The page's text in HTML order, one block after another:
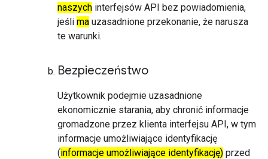
naszych interfejsów API bez powiadomienia,
jeśli ma uzasadnione przekonanie, że narusza
te warunki.
Bezpieczeństwo
Użytkownik podejmie uzasadnione
ekonomicznie starania, aby chronić informacje
gromadzone przez klienta interfejsu API, w tym
informacje umożliwiające identyfikację
(informacje umożliwiające identyfikację) przed